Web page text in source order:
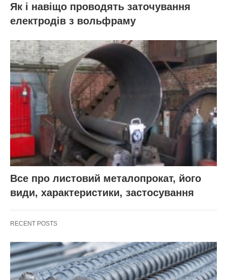
Як і навіщо проводять заточування
електродів з вольфраму
Все про листовий металопрокат, його
види, характеристики, застосування
RECENT POSTS